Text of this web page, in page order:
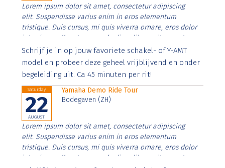
Lorem ipsum dolor sit amet, consectetur adipiscing
elit. Suspendisse varius enim in eros elementum
tristique. Duis cursus, mi quis viverra ornare, eros dolor
interdum nulla, ut commodo diam libero vitae erat.
Aenean faucibus nibh et justo cursus id rutrum lorem
imperdiet. Nunc ut sem vitae risus tristique posuere.
Schrijf je in op jouw favoriete schakel- of Y-AMT
model en probeer deze geheel vrijblijvend en onder
begeleiding uit. Ca 45 minuten per rit!
Saturday
22
AUGUST
Yamaha Demo Ride Tour
Bodegaven (ZH)
Lorem ipsum dolor sit amet, consectetur adipiscing
elit. Suspendisse varius enim in eros elementum
tristique. Duis cursus, mi quis viverra ornare, eros dolor
interdum nulla, ut commodo diam libero vitae erat.